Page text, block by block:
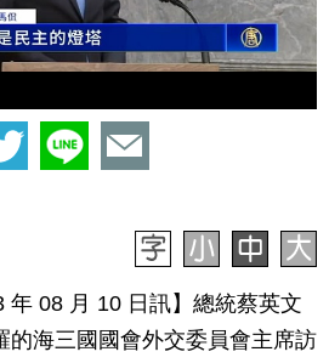
年 08 月 10 日訊】總統蔡英文
的海三國國會外交委員會主席訪